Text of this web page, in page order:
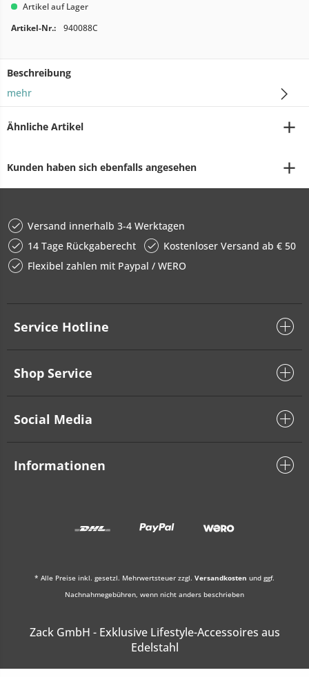
Artikel auf Lager
Artikel-Nr.:
940088C
Beschreibung
mehr
Ähnliche Artikel
Kunden haben sich ebenfalls angesehen
Versand innerhalb 3-4 Werktagen
14 Tage Rückgaberecht
Kostenloser Versand ab € 50
Flexibel zahlen mit Paypal / WERO
Service Hotline
Shop Service
Social Media
Informationen
* Alle Preise inkl. gesetzl. Mehrwertsteuer zzgl. Versandkosten und ggf.
Nachnahmegebühren, wenn nicht anders beschrieben
Zack GmbH - Exklusive Lifestyle-Accessoires aus
Edelstahl